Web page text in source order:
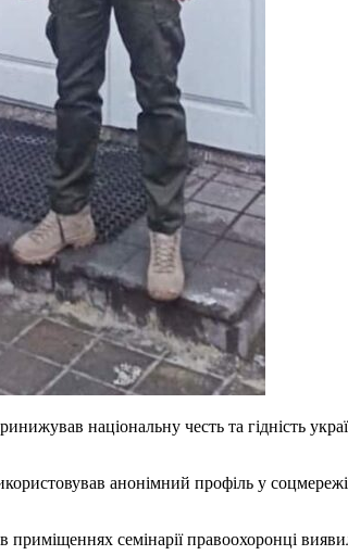
національну честь та гідність
анонімний профіль у
семінарії правоохоронці